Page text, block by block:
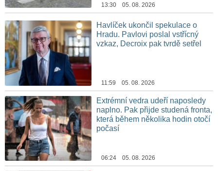
13:30 05. 08. 2026
Havlíček ukončil spekulace o
Hradu. Pavlovi poslal vstřícný
vzkaz, Decroix pak tvrdě setřel
11:59 05. 08. 2026
Extrémní vedra udeří naposledy
naplno. Pak přijde studená fronta,
která během několika hodin otočí
počasí
06:24 05. 08. 2026